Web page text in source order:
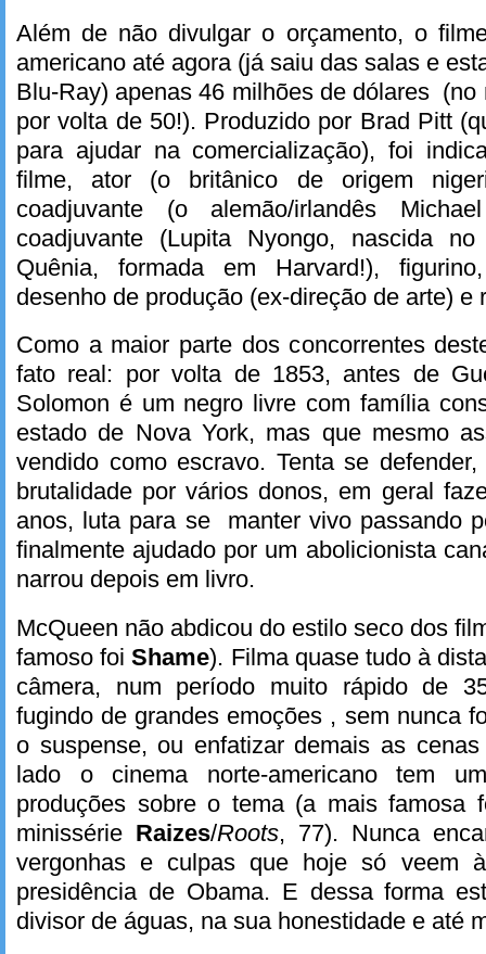
Além de não divulgar o orçamento, o
americano até agora (já saiu das salas e
Blu-Ray) apenas 46 milhões de dólares (no
por volta de 50!). Produzido por Brad Pitt
para ajudar na comercialização), foi
filme, ator (o britânico de origem
coadjuvante (o alemão/irlandês
coadjuvante (Lupita Nyongo, nascida
Quênia, formada em Harvard!),
desenho de produção (ex-direção de arte) e
Como a maior parte dos concorrentes
fato real: por volta de 1853, antes de
Solomon é um negro livre com família
estado de Nova York, mas que mesmo
vendido como escravo. Tenta se
brutalidade por vários donos, em geral
anos, luta para se manter vivo passando
finalmente ajudado por um abolicionista
narrou depois em livro.
McQueen não abdicou do estilo seco dos
famoso foiShame). Filma quase tudo à
câmera, num período muito rápido de
fugindo de grandes emoções , sem nunca
o suspense, ou enfatizar demais as
lado o cinema norte-americano tem
produções sobre o tema (a mais famosa
minissérie Raizes/Roots, 77). Nunca
vergonhas e culpas que hoje só veem
presidência de Obama. E dessa forma
divisor de águas, na sua honestidade e até